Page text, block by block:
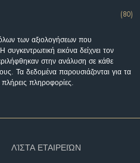
(80)
των αξιολογήσεων που
εικόνα δείχνει τον
στην ανάλυση σε κάθε
Τα δεδομένα παρουσιάζονται για τα
πληροφορίες.
ΛΊΣΤΑ ΕΤΑΙΡΕΙΏΝ